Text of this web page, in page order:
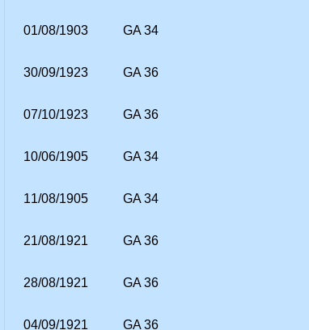
GA 34
01/08/1903
GA 36
30/09/1923
GA 36
07/10/1923
GA 34
10/06/1905
GA 34
11/08/1905
GA 36
21/08/1921
GA 36
28/08/1921
GA 36
04/09/1921